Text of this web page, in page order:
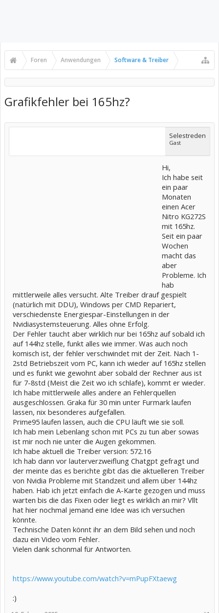
Foren Anwendungen Software & Treiber
Grafikfehler bei 165hz?
Selestreden
Gast
Hi,
Ich habe seit
ein paar
Monaten
einen Acer
Nitro KG272S
mit 165hz.
Seit ein paar
Wochen
macht das
aber
Probleme. Ich
hab
mittlerweile alles versucht. Alte Treiber drauf gespielt
(natürlich mit DDU), Windows per CMD Repariert,
verschiedenste Energiespar-Einstellungen in der
Nvidiasystemsteuerung. Alles ohne Erfolg.
Der Fehler taucht aber wirklich nur bei 165hz auf sobald ich
auf 144hz stelle, funkt alles wie immer. Was auch noch
komisch ist, der fehler verschwindet mit der Zeit. Nach 1-
2std Betriebszeit vom PC, kann ich wieder auf 165hz stellen
und es funkt wie gewohnt aber sobald der Rechner aus ist
für 7-8std (Meist die Zeit wo ich schlafe), kommt er wieder.
Ich habe mittlerweile alles andere an Fehlerquellen
ausgeschlossen. Graka für 30 min unter Furmark laufen
lassen, nix besonderes aufgefallen.
Prime95 laufen lassen, auch die CPU läuft wie sie soll.
Ich hab mein Lebenlang schon mit PCs zu tun aber sowas
ist mir noch nie unter die Augen gekommen.
Ich habe aktuell die Treiber version: 572.16
Ich hab dann vor lauterverzweiflung Chatgpt gefragt und
der meinte das es berichte gibt das die aktuelleren Treiber
von Nvidia Probleme mit Standzeit und allem über 144hz
haben. Hab ich jetzt einfach die A-Karte gezogen und muss
warten bis die das Fixen oder liegt es wirklich an mir? Vllt
hat hier nochmal jemand eine Idee was ich versuchen
könnte.
Technische Daten könnt ihr an dem Bild sehen und noch
dazu ein Video vom Fehler.
Vielen dank schonmal für Antworten.
https://www.youtube.com/watch?v=mPupFXtaewg
:)